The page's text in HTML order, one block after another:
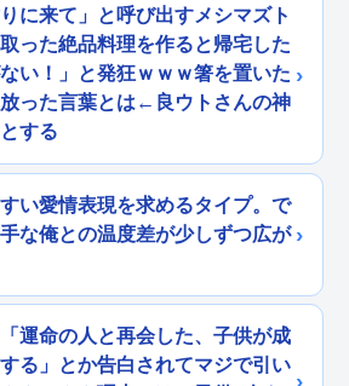
りに来て」と呼び出すメシマズト
った絶品料理を作ると帰宅した
い！」と発狂ｗｗｗ箸を置いた
放った言葉とは←良ウトさんの神
する
い愛情表現を求めるタイプ。で
な俺との温度差が少しずつ広が
運命の人と再会した、子供が成
る」とか告白されてマジで引い